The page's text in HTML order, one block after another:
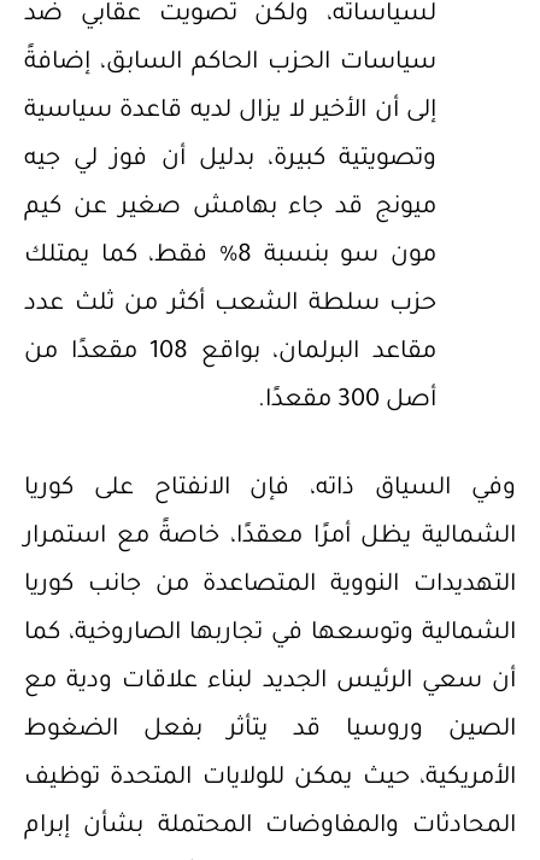
لسياساته، ولكن تصويت عقابي ضد
سياسات الحزب الحاكم السابق، إضافةً
إلى أن الأخير لا يزال لديه قاعدة سياسية
وتصويتية كبيرة، بدليل أن فوز لي جيه
ميونج قد جاء بهامش صغير عن كيم
مون سو بنسبة 8% فقط، كما يمتلك
حزب سلطة الشعب أكثر من ثلث عدد
مقاعد البرلمان، بواقع 108 مقعدًا من
أصل 300 مقعدًا.
وفي السياق ذاته، فإن الانفتاح على كوريا
الشمالية يظل أمرًا معقدًا، خاصةً مع استمرار
التهديدات النووية المتصاعدة من جانب كوريا
الشمالية وتوسعها في تجاربها الصاروخية، كما
أن سعي الرئيس الجديد لبناء علاقات ودية مع
الصين وروسيا قد يتأثر بفعل الضغوط
الأمريكية، حيث يمكن للولايات المتحدة توظيف
المحادثات والمفاوضات المحتملة بشأن إبرام